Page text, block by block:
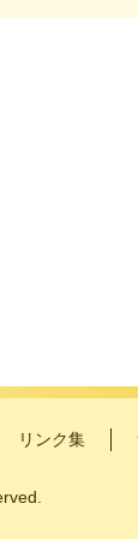
リンク集